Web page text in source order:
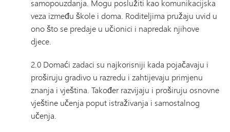
samopouzdanja. Mogu poslužiti kao komunikacijska
veza između škole i doma. Roditeljima pružaju uvid u
ono što se predaje u učionici i napredak njihove
djece.
2.0 Domaći zadaci su najkorisniji kada pojačavaju i
proširuju gradivo u razredu i zahtijevaju primjenu
znanja i vještina. Također razvijaju i proširuju osnovne
vještine učenja poput istraživanja i samostalnog
učenja.